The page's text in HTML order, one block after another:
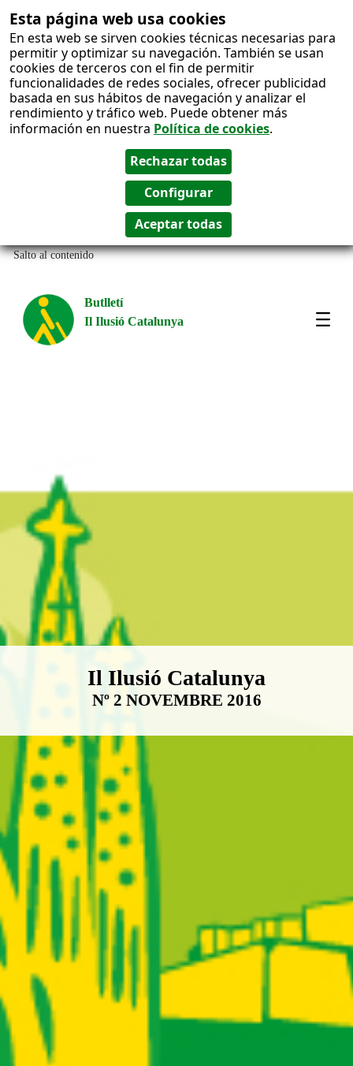
Esta página web usa cookies
En esta web se sirven cookies técnicas necesarias para
permitir y optimizar su navegación. También se usan
cookies de terceros con el fin de permitir
funcionalidades de redes sociales, ofrecer publicidad
basada en sus hábitos de navegación y analizar el
rendimiento y tráfico web. Puede obtener más
información en nuestra Política de cookies.
Salto al contenido
Butlletí
Il Ilusió Catalunya
Boletín Il·lusió Catalunya
Il Ilusió Catalunya
Nº 2 NOVEMBRE 2016